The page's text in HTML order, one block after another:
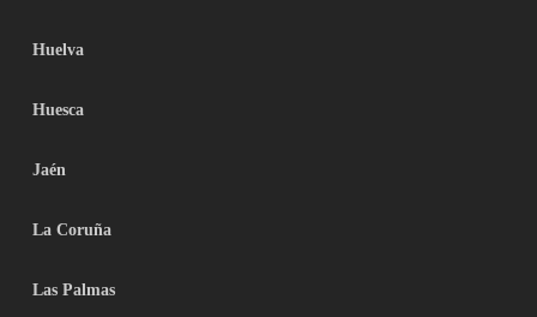
Huelva
Huesca
Jaén
La Coruña
Las Palmas